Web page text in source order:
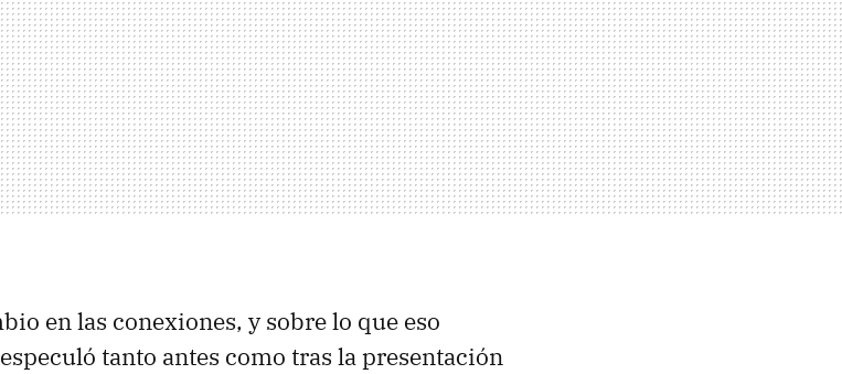
en las conexiones, y sobre lo que eso
tanto antes como tras la presentación